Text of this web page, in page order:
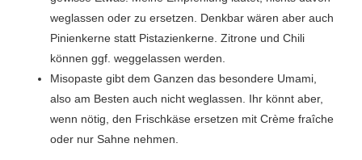
weglassen oder zu ersetzen. Denkbar wären aber auch
Pinienkerne statt Pistazienkerne. Zitrone und Chili
können ggf. weggelassen werden.
Misopaste gibt dem Ganzen das besondere Umami,
also am Besten auch nicht weglassen. Ihr könnt aber,
wenn nötig, den Frischkäse ersetzen mit Crème fraîche
oder nur Sahne nehmen.